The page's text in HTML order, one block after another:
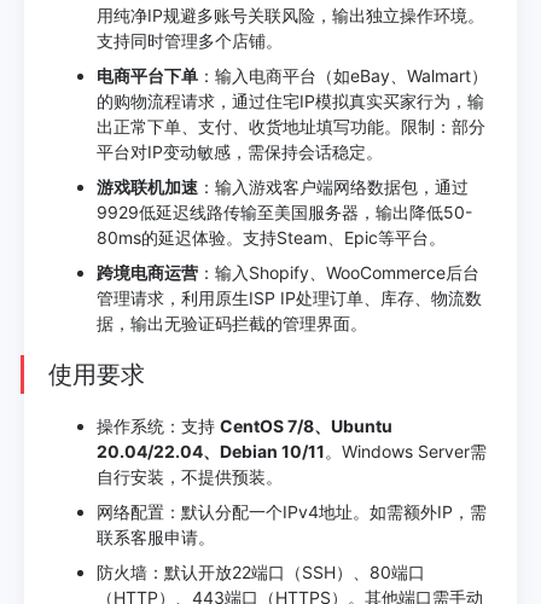
用纯净IP规避多账号关联风险，输出独立操作环境。
支持同时管理多个店铺。
电商平台下单 ：输入电商平台（如eBay、Walmart）
的购物流程请求，通过住宅IP模拟真实买家行为，输
出正常下单、支付、收货地址填写功能。限制：部分
平台对IP变动敏感，需保持会话稳定。
游戏联机加速 ：输入游戏客户端网络数据包，通过
9929低延迟线路传输至美国服务器，输出降低50-
80ms的延迟体验。支持Steam、Epic等平台。
跨境电商运营 ：输入Shopify、WooCommerce后台
管理请求，利用原生ISP IP处理订单、库存、物流数
据，输出无验证码拦截的管理界面。
使用要求
操作系统：支持 CentOS 7/8、Ubuntu
20.04/22.04、Debian 10/11。Windows Server需
自行安装，不提供预装。
网络配置：默认分配一个IPv4地址。如需额外IP，需
联系客服申请。
防火墙：默认开放22端口（SSH）、80端口
（HTTP）、443端口（HTTPS）。其他端口需手动